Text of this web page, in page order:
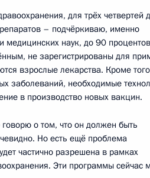
Председателя
Кудриным
область, Горки
с иностранными учёными,
для трёх четвертей
– подчёркиваю, именно
медицинских наук, до 90 процентов
не зарегистрированы для
взрослые лекарства. Кроме
заболеваний, необходимые
в производство новых вакцин.
о том, что он должен быть
Но есть ещё проблема
частично разрешена в рамках
Эти программы сейчас